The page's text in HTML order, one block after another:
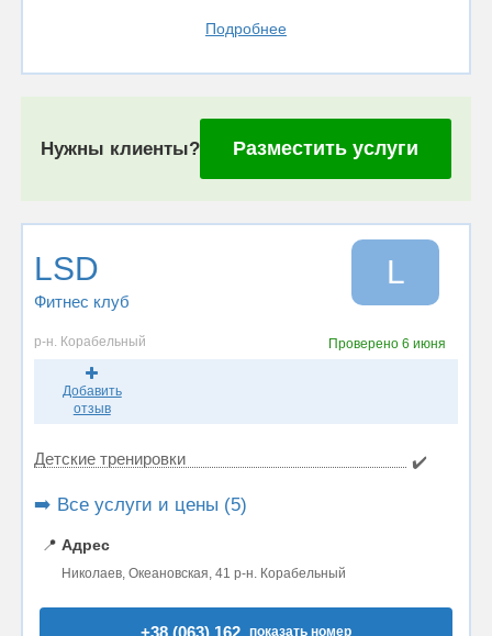
Подробнее
Нужны клиенты? Разместить услуги
LSD
Фитнес клуб
L
р-н. Корабельный Проверено6 июня
Добавить
отзыв
Детские тренировки ✔️
➡️ Все услуги и цены (5)
📍 Адрес
Николаев, Океановская, 41 р-н. Корабельный
+38 (063) 162.. показать номер